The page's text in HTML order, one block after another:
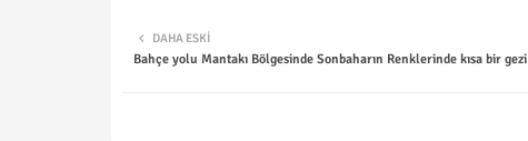
DAHA ESKI
Bahçe yolu Mantakı Bölgesinde Sonbaharın Renklerinde kısa bir gezi